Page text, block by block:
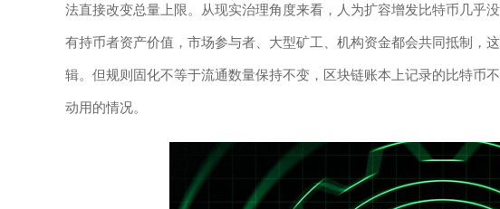
法直接改变总量上限。从现实治理角度来看，人为扩容增发比特币几乎
有持币者资产价值，市场参与者、大型矿工、机构资金都会共同抵制，
辑。但规则固化不等于流通数量保持不变，区块链账本上记录的比特币
动用的情况。